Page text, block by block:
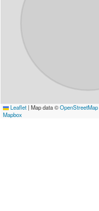
Leaflet | Map data ©OpenStreetMap
Mapbox